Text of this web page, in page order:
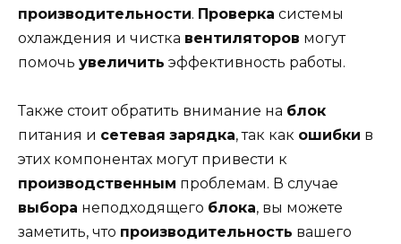
производительности. Проверка системы
охлаждения и чистка вентиляторов могут
помочь увеличить эффективность работы.
Также стоит обратить внимание на блок
питания и сетевая зарядка, так как ошибки в
этих компонентах могут привести к
производственным проблемам. В случае
выбора неподходящего блока, вы можете
заметить, что производительность вашего